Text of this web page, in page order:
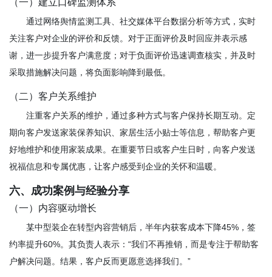
通过网络舆情监测工具、社交媒体平台数据分析等方式，实时
关注客户对企业的评价和反馈。对于正面评价及时回应并表示感
谢，进一步提升客户满意度；对于负面评价迅速调查核实，并及时
采取措施解决问题，将负面影响降到最低。
（二）客户关系维护
注重客户关系的维护，通过多种方式与客户保持长期互动。定
期向客户发送家装保养知识、家居生活小贴士等信息，帮助客户更
好地维护和使用家装成果。在重要节日或客户生日时，向客户发送
祝福信息和专属优惠，让客户感受到企业的关怀和温暖。
六、成功案例与经验分享
（一）内容驱动增长
某中型装企在转型内容营销后，半年内获客成本下降45%，签
约率提升60%。其负责人表示：“我们不再推销，而是专注于帮助客
户解决问题。结果，客户反而更愿意选择我们。”